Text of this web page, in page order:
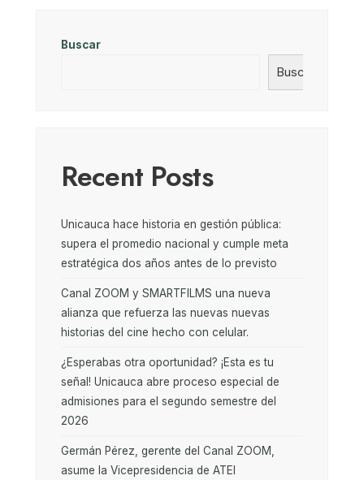
Buscar
Buscar
Recent Posts
Unicauca hace historia en gestión pública:
supera el promedio nacional y cumple meta
estratégica dos años antes de lo previsto
Canal ZOOM y SMARTFILMS una nueva
alianza que refuerza las nuevas nuevas
historias del cine hecho con celular.
¿Esperabas otra oportunidad? ¡Esta es tu
señal! Unicauca abre proceso especial de
admisiones para el segundo semestre del
2026
Germán Pérez, gerente del Canal ZOOM,
asume la Vicepresidencia de ATEI